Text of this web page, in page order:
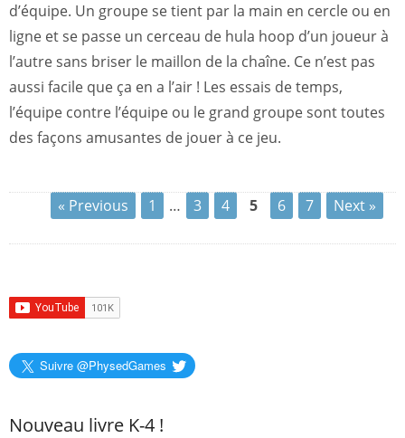
d’équipe. Un groupe se tient par la main en cercle ou en
ligne et se passe un cerceau de hula hoop d’un joueur à
l’autre sans briser le maillon de la chaîne. Ce n’est pas
aussi facile que ça en a l’air ! Les essais de temps,
l’équipe contre l’équipe ou le grand groupe sont toutes
des façons amusantes de jouer à ce jeu.
« Previous 1 … 3 4 5 6 7 Next »
Suivre @PhysedGames
Nouveau livre K-4 !